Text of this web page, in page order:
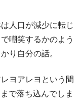
総額3兆7,000億
干ばつ
代駆逐艦
進！ 日米の協調
人口が減少に転じ
嘲笑するかのよう
り自分の話。
ヨアレヨという間
で落ち込んでしま